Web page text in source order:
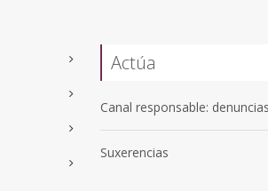
Actúa
Canal responsable:
Suxerencias